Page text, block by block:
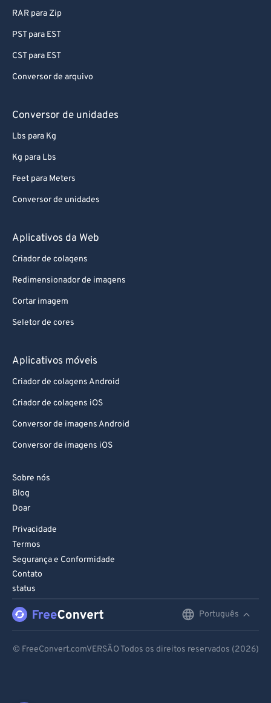
RAR para Zip
PST para EST
CST para EST
Conversor de arquivo
Conversor de unidades
Lbs para Kg
Kg para Lbs
Feet para Meters
Conversor de unidades
Aplicativos da Web
Criador de colagens
Redimensionador de imagens
Cortar imagem
Seletor de cores
Aplicativos móveis
Criador de colagens Android
Criador de colagens iOS
Conversor de imagens Android
Conversor de imagens iOS
Sobre nós
Blog
Doar
Privacidade
Termos
Segurança e Conformidade
Contato
status
Português
© FreeConvert.comVERSÃO Todos os direitos reservados (2026)